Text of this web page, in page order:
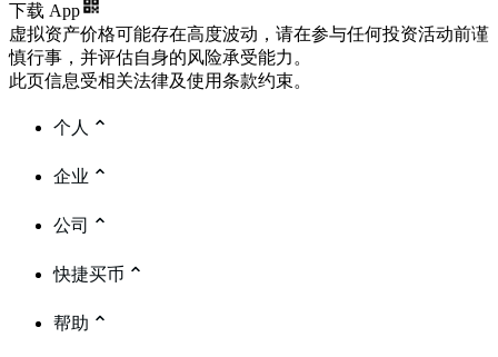
下载 App
虚拟资产价格可能存在高度波动，请在参与任何投资活动前谨
慎行事，并评估自身的风险承受能力。
此页信息受相关法律及使用条款约束。
个人
企业
公司
快捷买币
帮助